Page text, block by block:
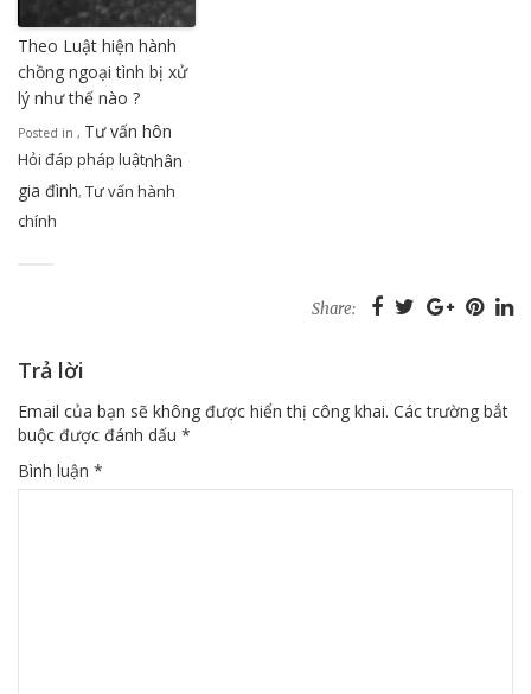
Theo Luật hiện hành
chồng ngoại tình bị xử
lý như thế nào ?
Posted in
Hỏi đáp pháp luật
, Tư vấn hôn
nhân
gia đình, Tư vấn hành
chính
Share:
Trả lời
Email của bạn sẽ không được hiển thị công khai. Các trường bắt
buộc được đánh dấu *
Bình luận *